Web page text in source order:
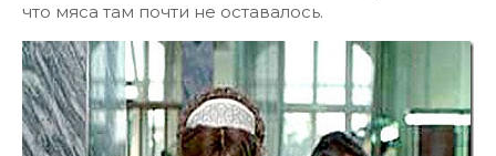
что мяса там почти не оставалось.